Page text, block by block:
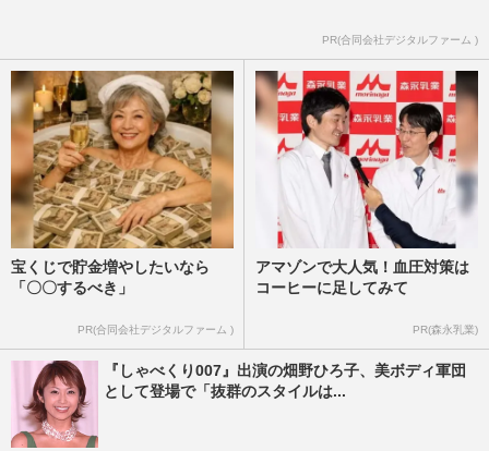
PR(合同会社デジタルファーム )
宝くじで貯金増やしたいなら
「〇〇するべき」
PR(合同会社デジタルファーム )
アマゾンで大人気！血圧対策は
コーヒーに足してみて
PR(森永乳業)
『しゃべくり007』出演の畑野ひろ子、美ボディ軍団
として登場で「抜群のスタイルは...